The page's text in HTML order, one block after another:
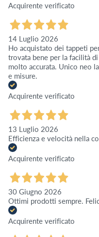
Acquirente verificato
14 Luglio 2026
Ho acquistato dei tappeti
trovata bene per la facilità
molto accurata. Unico neo
e misure.
Acquirente verificato
13 Luglio 2026
Efficienza e velocità nella
Acquirente verificato
30 Giugno 2026
Ottimi prodotti sempre.
Acquirente verificato